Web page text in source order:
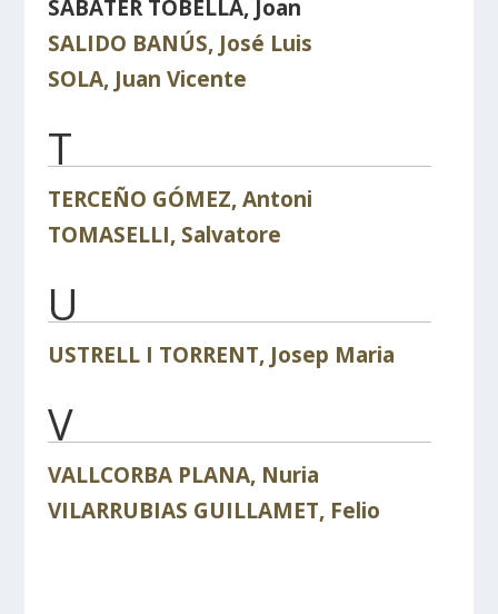
SABATER TOBELLA, Joan
SALIDO BANÚS, José Luis
SOLA, Juan Vicente
T
TERCEÑO GÓMEZ, Antoni
TOMASELLI, Salvatore
U
USTRELL I TORRENT, Josep Maria
V
VALLCORBA PLANA, Nuria
VILARRUBIAS GUILLAMET, Felio